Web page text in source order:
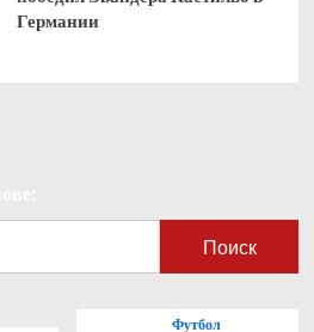
Германии
Поиск
Футбол